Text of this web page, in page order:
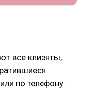
все клиенты,
по телефону.